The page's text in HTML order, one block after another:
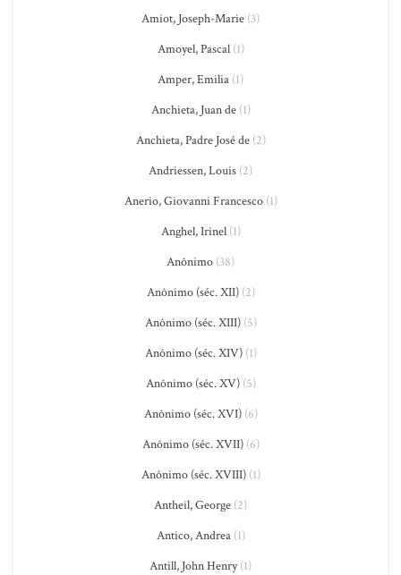
Amiot, Joseph-Marie (3)
Amoyel, Pascal(1)
Amper, Emilia (1)
Anchieta, Juan de(1)
Anchieta, Padre José de(2)
Andriessen, Louis (2)
Anerio, Giovanni Francesco(1)
Anghel, Irinel(1)
Anônimo (38)
Anônimo (séc. XII)(2)
Anônimo (séc. XIII)(5)
Anônimo (séc. XIV)(1)
Anônimo (séc. XV)(5)
Anônimo (séc. XVI)(6)
Anônimo (séc. XVII)(6)
Anônimo (séc. XVIII)(1)
Antheil, George (2)
Antico, Andrea(1)
Antill, John Henry(1)